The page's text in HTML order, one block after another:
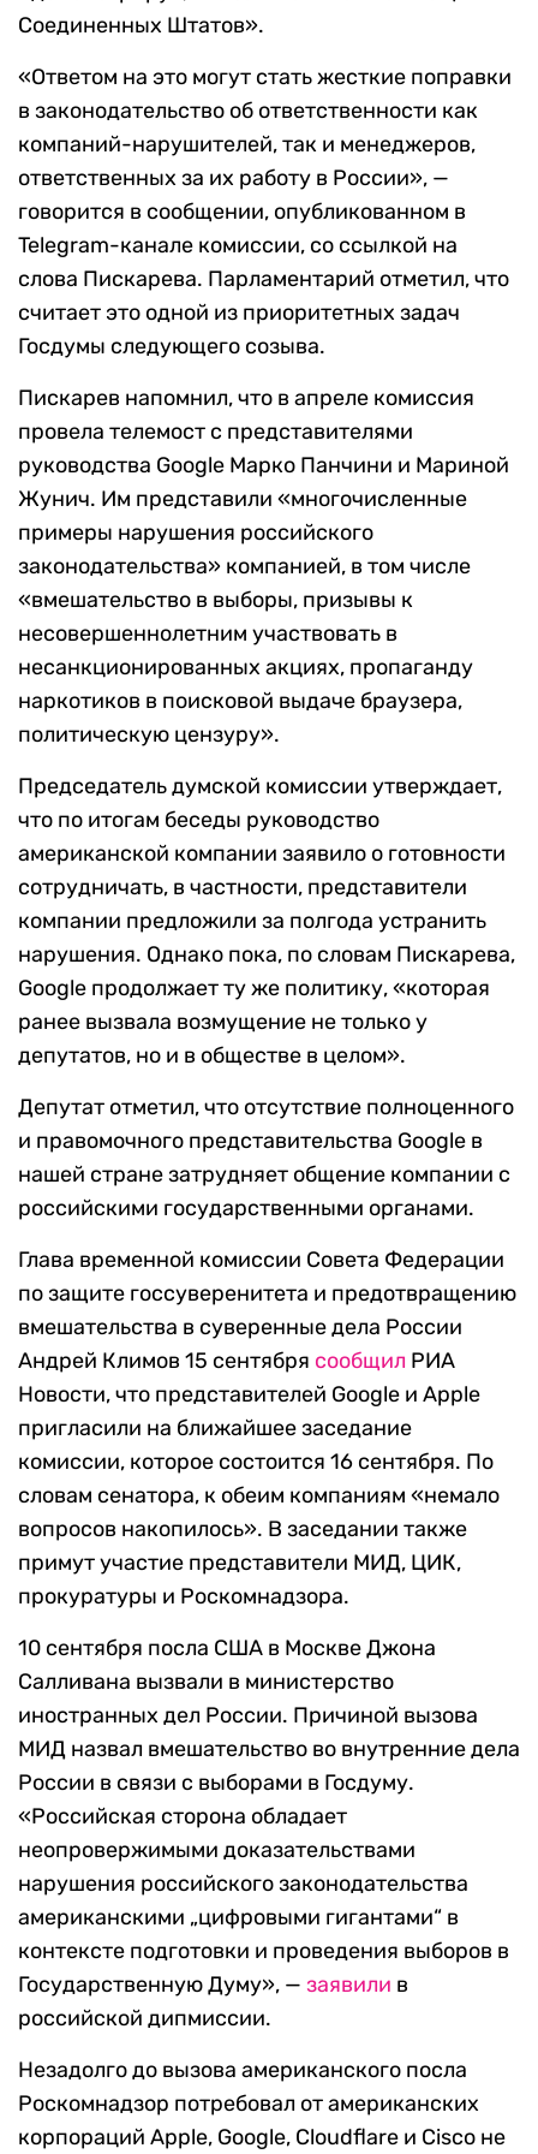
Соединенных Штатов».
«Ответом на это могут стать жесткие поправки
в законодательство об ответственности как
компаний-нарушителей, так и менеджеров,
ответственных за их работу в России», —
говорится в сообщении, опубликованном в
Telegram-канале комиссии, со ссылкой на
слова Пискарева. Парламентарий отметил, что
считает это одной из приоритетных задач
Госдумы следующего созыва.
Пискарев напомнил, что в апреле комиссия
провела телемост с представителями
руководства Google Марко Панчини и Мариной
Жунич. Им представили «многочисленные
примеры нарушения российского
законодательства» компанией, в том числе
«вмешательство в выборы, призывы к
несовершеннолетним участвовать в
несанкционированных акциях, пропаганду
наркотиков в поисковой выдаче браузера,
политическую цензуру».
Председатель думской комиссии утверждает,
что по итогам беседы руководство
американской компании заявило о готовности
сотрудничать, в частности, представители
компании предложили за полгода устранить
нарушения. Однако пока, по словам Пискарева,
Google продолжает ту же политику, «которая
ранее вызвала возмущение не только у
депутатов, но и в обществе в целом».
Депутат отметил, что отсутствие полноценного
и правомочного представительства Google в
нашей стране затрудняет общение компании с
российскими государственными органами.
Глава временной комиссии Совета Федерации
по защите госсуверенитета и предотвращению
вмешательства в суверенные дела России
Андрей Климов 15 сентября сообщил РИА
Новости, что представителей Google и Apple
пригласили на ближайшее заседание
комиссии, которое состоится 16 сентября. По
словам сенатора, к обеим компаниям «немало
вопросов накопилось». В заседании также
примут участие представители МИД, ЦИК,
прокуратуры и Роскомнадзора.
10 сентября посла США в Москве Джона
Салливана вызвали в министерство
иностранных дел России. Причиной вызова
МИД назвал вмешательство во внутренние дела
России в связи с выборами в Госдуму.
«Российская сторона обладает
неопровержимыми доказательствами
нарушения российского законодательства
американскими „цифровыми гигантами“ в
контексте подготовки и проведения выборов в
Государственную Думу», — заявили в
российской дипмиссии.
Незадолго до вызова американского посла
Роскомнадзор потребовал от американских
корпораций Аpple, Google, Cloudflare и Cisco не